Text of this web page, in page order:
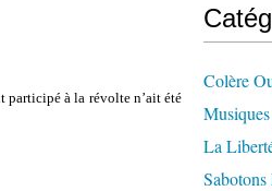
participé à la révolte n’ait été
Colère
Musiques
La